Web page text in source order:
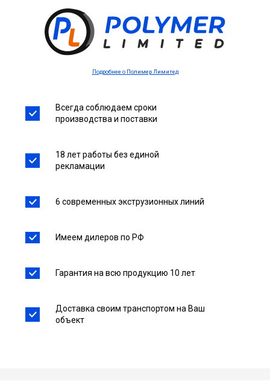
Подробнее о Полимер Лимитед
Всегда соблюдаем сроки
производства и поставки
18 лет работы без единой
рекламации
6 современных экструзионных линий
Имеем дилеров по РФ
Гарантия на всю продукцию 10 лет
Доставка своим транспортом на Ваш
объект